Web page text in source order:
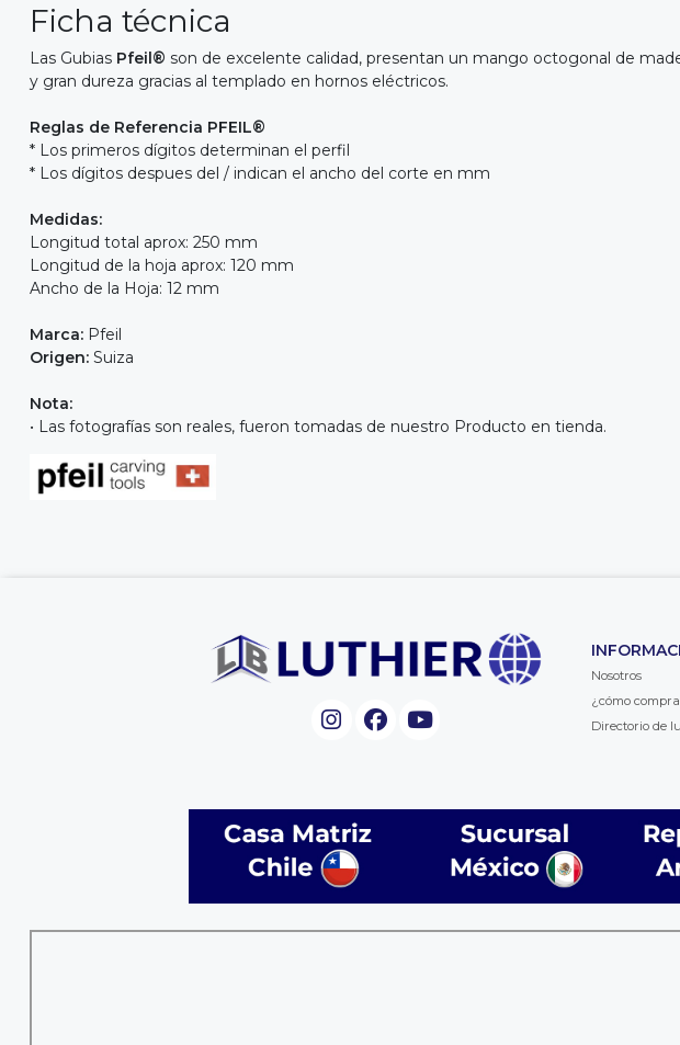
Ficha técnica
Las Gubias Pfeil® son de excelente calidad, presentan un mango octogonal de
y gran dureza gracias al templado en hornos eléctricos.
Reglas de Referencia PFEIL®
* Los primeros dígitos determinan el perfil
* Los dígitos despues del / indican el ancho del corte en mm
Medidas:
Longitud total aprox: 250 mm
Longitud de la hoja aprox: 120 mm
Ancho de la Hoja: 12 mm
Marca: Pfeil
Origen: Suiza
Nota:
• Las fotografías son reales, fueron tomadas de nuestro Producto en tienda.
Nosotros
¿cómo
Directorio de